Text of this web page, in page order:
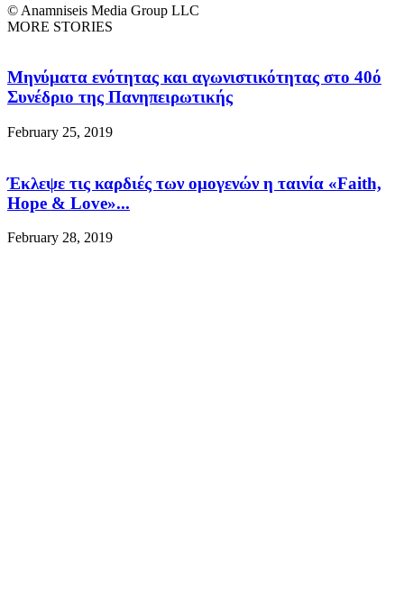
© Anamniseis Media Group LLC
MORE STORIES
Μηνύματα ενότητας και αγωνιστικότητας στο 40ό
Συνέδριο της Πανηπειρωτικής
February 25, 2019
Έκλεψε τις καρδιές των ομογενών η ταινία «Faith,
Hope & Love»...
February 28, 2019